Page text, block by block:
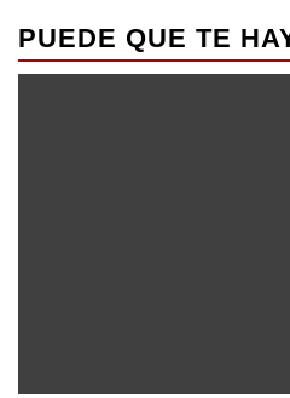
PUEDE QUE TE